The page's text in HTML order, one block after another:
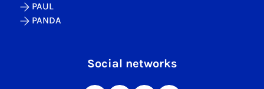
PAUL
PANDA
Social networks